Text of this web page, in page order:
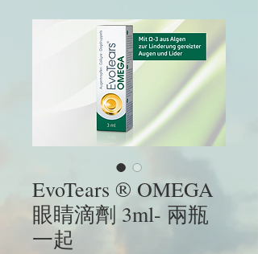
EvoTears ® OMEGA
眼睛滴劑 3ml- 兩瓶
一起